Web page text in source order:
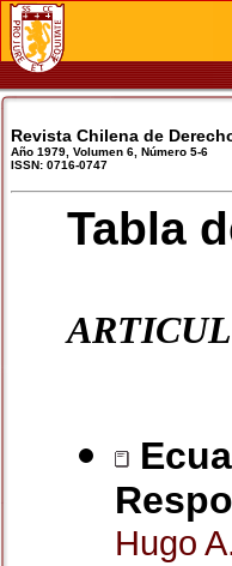
Revista Chilena de
Año 1979, Volumen 6, Número 5-6
ISSN: 0716-0747
Tabla
Hugo